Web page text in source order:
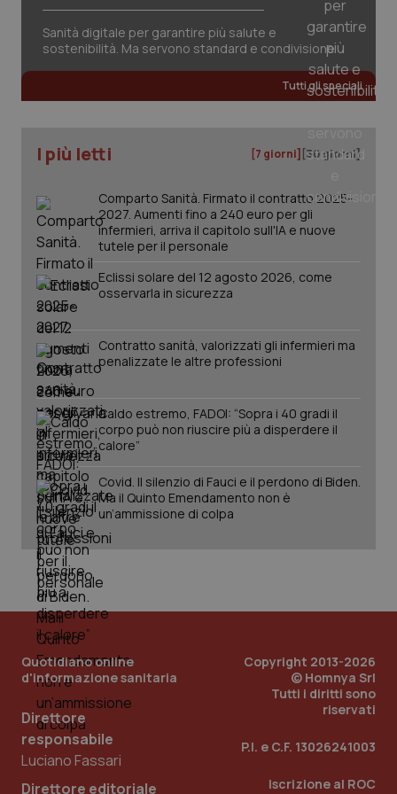
Sanità digitale per garantire più salute e
sostenibilità. Ma servono standard e condivisione
Tutti gli speciali
I più letti [7 giorni] [30 giorni]
Comparto Sanità. Firmato il contratto 2025-
2027. Aumenti fino a 240 euro per gli
infermieri, arriva il capitolo sull'IA e nuove
tutele per il personale
Eclissi solare del 12 agosto 2026, come
osservarla in sicurezza
Contratto sanità, valorizzati gli infermieri ma
penalizzate le altre professioni
Caldo estremo, FADOI: “Sopra i 40 gradi il
corpo può non riuscire più a disperdere il
calore”
Covid. Il silenzio di Fauci e il perdono di Biden.
Ma il Quinto Emendamento non è
un’ammissione di colpa
Quotidiano online
d'informazione sanitaria
Direttore
responsabile
Luciano Fassari
Direttore editoriale
Copyright 2013-2026
© Homnya Srl
Tutti i diritti sono
riservati
P.I. e C.F. 13026241003
Iscrizione al ROC
www.quotidianosanitaclub.it Sessione
__cf_bm
Cloudflare Inc.
.hs-scripts.com
_tteus www.quotidianosanitaclub.it
__cf_bm
.info.quotidianosanitaclub.it
__cf_bm
.hubspotusercontent-
59